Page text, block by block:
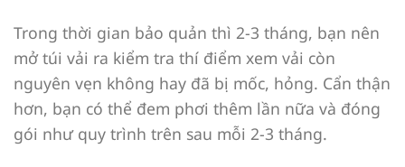
Trong thời gian bảo quản thì 2-3 tháng, bạn nên
mở túi vải ra kiểm tra thí điểm xem vải còn
nguyên vẹn không hay đã bị mốc, hỏng. Cẩn thận
hơn, bạn có thể đem phơi thêm lần nữa và đóng
gói như quy trình trên sau mỗi 2-3 tháng.